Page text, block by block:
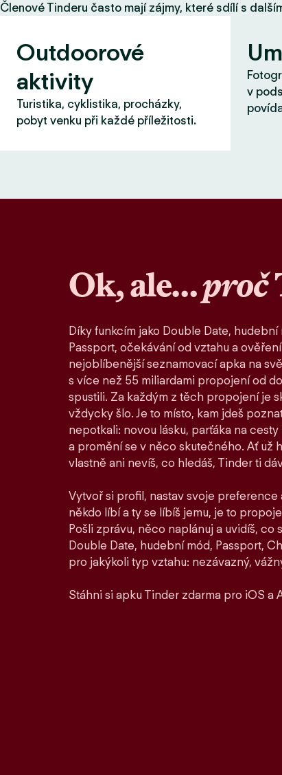
Členové Tinderu často mají zájmy, které sdílí s
Outdoorové
aktivity
Turistika, cyklistika, procházky,
pobyt venku při každé příležitosti.
v
Ok, ale…proč
Díky funkcím jako Double Date,
Passport, očekávání od vztahu a
nejoblíbenější seznamovací apka na
s více než 55 miliardami propojení od
spustili. Za každým z těch propojení je
vždycky šlo. Je to místo, kam jdeš
nepotkali: novou lásku, parťáka na
a promění se v něco skutečného. Ať už
vlastně ani nevíš, co hledáš, Tinder ti
Vytvoř si profil, nastav svoje preference
někdo líbí a ty se líbíš jemu, je to
Pošli zprávu, něco naplánuj a uvidíš, co
Double Date, hudební mód, Passport,
pro jakýkoli typ vztahu: nezávazný,
Stáhni si apku Tinder zdarma pro iOS a